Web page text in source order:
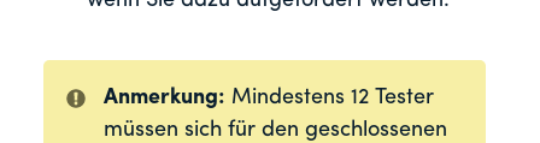
Anmerkung: Mindestens 12 Tester
müssen sich für den geschlossenen